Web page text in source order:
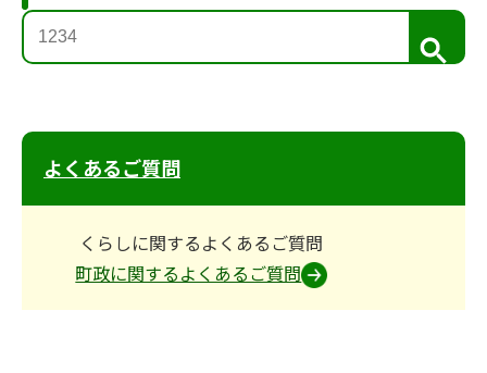
検
索
よくあるご質問
くらしに関するよくあるご質問
町政に関するよくあるご質問